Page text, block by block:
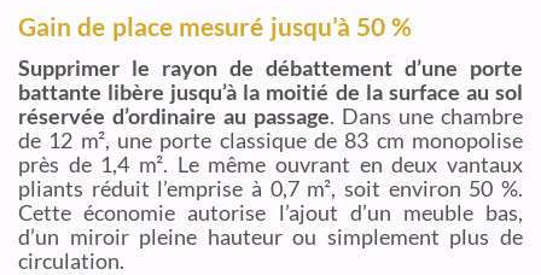
Gain de place mesuré jusqu’à 50 %
Supprimer le rayon de débattement d’une porte
battante libère jusqu’à la moitié de la surface au sol
réservée d’ordinaire au passage. Dans une chambre
de 12 m², une porte classique de 83 cm monopolise
près de 1,4 m². Le même ouvrant en deux vantaux
pliants réduit l’emprise à 0,7 m², soit environ 50 %.
Cette économie autorise l’ajout d’un meuble bas,
d’un miroir pleine hauteur ou simplement plus de
circulation.